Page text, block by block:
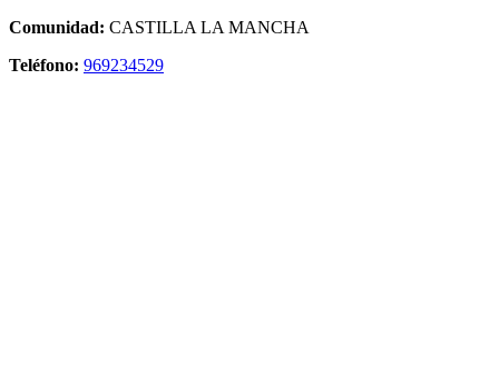
Comunidad: CASTILLA LA MANCHA
Teléfono: 969234529